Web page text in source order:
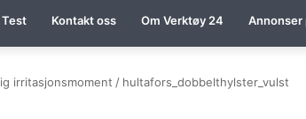
Test Kontakt oss Om Verktøy 24 Annonser
irritasjonsmoment / hultafors_dobbelthylster_vulst